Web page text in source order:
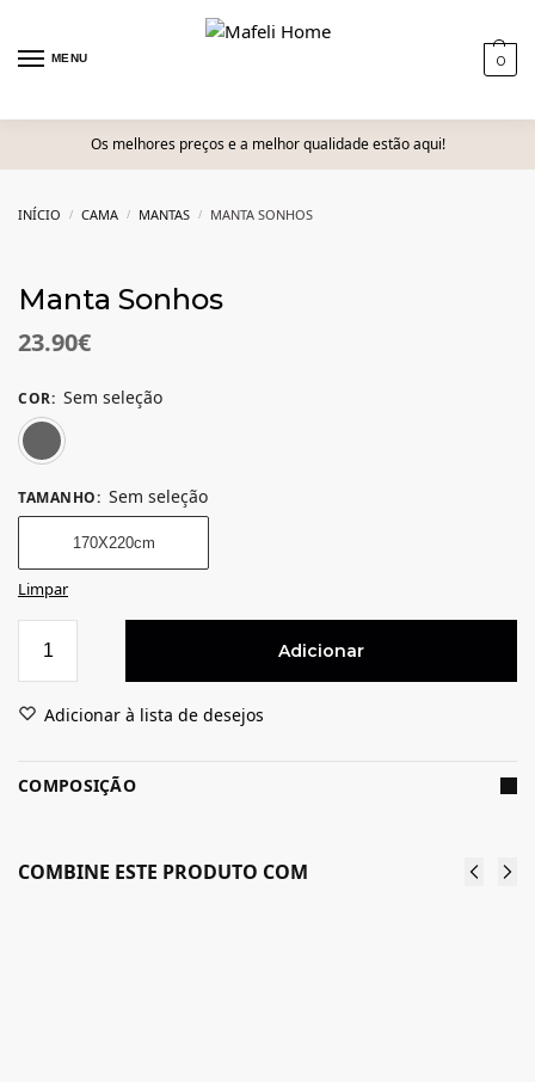
MENU 0
Os melhores preços e a melhor qualidade estão aqui!
INÍCIO / CAMA / MANTAS / MANTA SONHOS
Manta Sonhos
23.90€
COR: Sem seleção
TAMANHO: Sem seleção
170X220cm
Limpar
Adicionar
Adicionar à lista de desejos
COMPOSIÇÃO
COMBINE ESTE PRODUTO COM